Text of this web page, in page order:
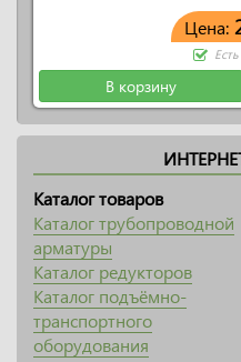
Цена:
В корзину
Каталог товаров
Каталог трубопроводной
арматуры
Каталог редукторов
Каталог подъёмно-
транспортного
оборудования